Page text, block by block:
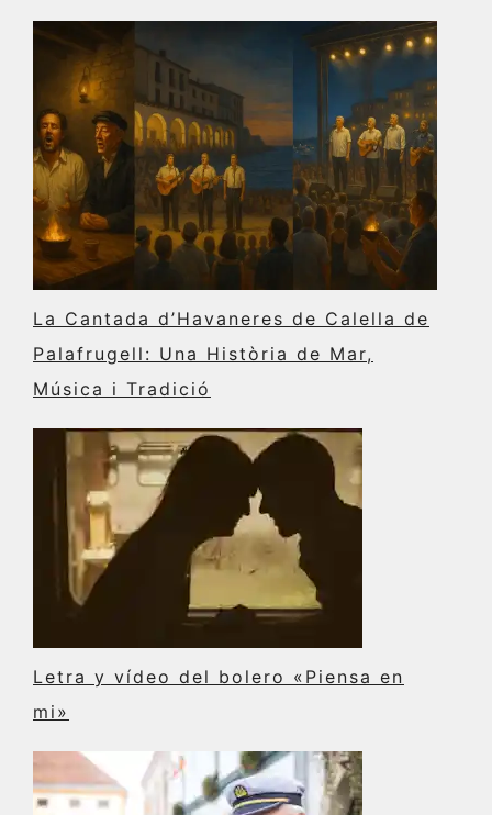
La Cantada d’Havaneres de Calella de
Palafrugell: Una Història de Mar,
Música i Tradició
Letra y vídeo del bolero «Piensa en
mi»